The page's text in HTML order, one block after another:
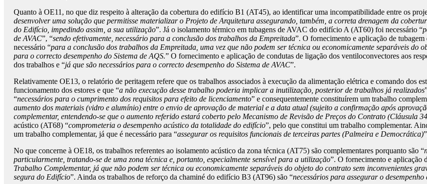
Quanto à OE11, no que diz respeito à alteração da cobertura do edifício B1 (AT45), ao identificar uma incompatibilidade entre os
desenvolver uma solução que permitisse materializar o Projeto de Arquitetura assegurando, também, a correta drenagem da
do Edifício, impedindo assim, a sua utilização”. Já o isolamento térmico em tubagens de AVAC do edifício A (AT60) foi necessário “
de AVAC”, “sendo efetivamente, necessário para a conclusão dos trabalhos da Empreitada”. O fornecimento e aplicação de
necessário “para a conclusão dos trabalhos da Empreitada, uma vez que não podem ser técnica ou economicamente separáveis do
para o correcto desempenho do Sistema de AQS.” O fornecimento e aplicação de condutas de ligação dos ventiloconvectores aos
dos trabalhos e “já que são necessários para o correcto desempenho do Sistema de AVAC”.
Relativamente OE13, o relatório de peritagem refere que os trabalhos associados à execução da alimentação elétrica e comando dos
funcionamento dos estores e que “a não execução desse trabalho poderia implicar a inutilização, posterior de trabalhos já realizados
“necessários para o cumprimento dos requisitos para efeito de licenciamento” e consequentemente constituírem um trabalho
aumento dos materiais (vidro e alumínio) entre o envio de aprovação de material e a data atual (sujeito a confirmação após
complementar, entendendo-se que o aumento referido estará coberto pelo Mecanismo de Revisão de Preços do Contrato (Cláusula
acústico (AT68) “comprometeria o desempenho acústico da totalidade do edifício”, pelo que constitui um trabalho complementar.
um trabalho complementar, já que é necessário para “assegurar os requisitos funcionais de terceiras partes (Palmeira e Democrática)
No que concerne à OE18, os trabalhos referentes ao isolamento acústico da zona técnica (AT75) são complementares porquanto são “
particularmente, tratando-se de uma zona técnica e, portanto, especialmente sensível para a utilização”. O fornecimento e
Trabalho Complementar, já que não podem ser técnica ou economicamente separáveis do objeto do contrato sem inconvenientes
segura do Edifício”. Ainda os trabalhos de reforço da chaminé do edifício B3 (AT96) são “necessários para assegurar o